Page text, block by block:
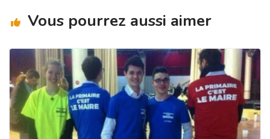
k
Vous pourrez aussi aimer